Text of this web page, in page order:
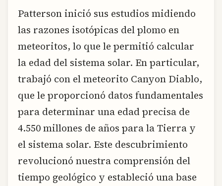
Patterson inició sus estudios midiendo
las razones isotópicas del plomo en
meteoritos, lo que le permitió calcular
la edad del sistema solar. En particular,
trabajó con el meteorito Canyon Diablo,
que le proporcionó datos fundamentales
para determinar una edad precisa de
4.550 millones de años para la Tierra y
el sistema solar. Este descubrimiento
revolucionó nuestra comprensión del
tiempo geológico y estableció una base